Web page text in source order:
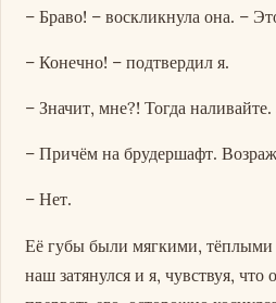
– Браво! – воскликнула она. –
– Конечно! – подтвердил я.
– Значит, мне?! Тогда
– Причём на брудершафт.
– Нет.
Её губы были мягкими,
наш затянулся и я, чувствуя, что